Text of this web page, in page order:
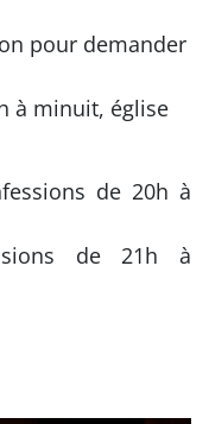
pour demander
à minuit, église
de 20h à
de 21h à